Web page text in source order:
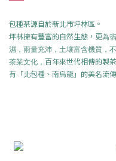
包種茶源自於新北市坪林區。
坪林擁有豐富的自然生態，更為
濕，雨量充沛，土壤富含機質，
茶業文化， 百年來世代相傳的製
有「北包種、南烏龍」的美名流